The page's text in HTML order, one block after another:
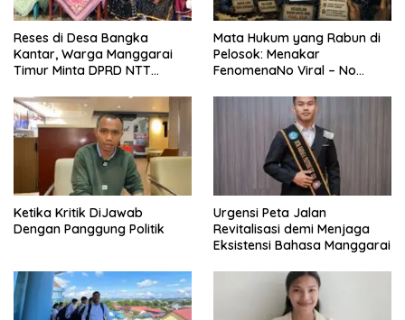
Reses di Desa Bangka
Kantar, Warga Manggarai
Timur Minta DPRD NTT
Pergub Larangan Beli BBM
Bersubsidi Bagi Penunggak
Pajak
Mata Hukum yang Rabun di
Pelosok: Menakar
FenomenaNo Viral – No
Ketika Kritik DiJawab
Dengan Panggung Politik
Urgensi Peta Jalan
Revitalisasi demi Menjaga
Eksistensi Bahasa Manggarai